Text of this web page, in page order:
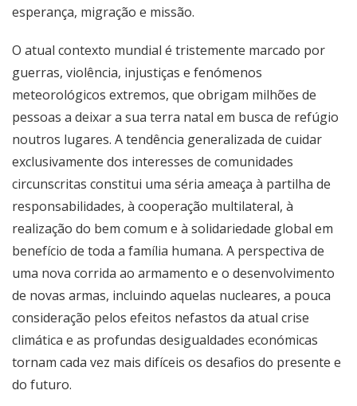
esperança, migração e missão.
O atual contexto mundial é tristemente marcado por
guerras, violência, injustiças e fenómenos
meteorológicos extremos, que obrigam milhões de
pessoas a deixar a sua terra natal em busca de refúgio
noutros lugares. A tendência generalizada de cuidar
exclusivamente dos interesses de comunidades
circunscritas constitui uma séria ameaça à partilha de
responsabilidades, à cooperação multilateral, à
realização do bem comum e à solidariedade global em
benefício de toda a família humana. A perspectiva de
uma nova corrida ao armamento e o desenvolvimento
de novas armas, incluindo aquelas nucleares, a pouca
consideração pelos efeitos nefastos da atual crise
climática e as profundas desigualdades económicas
tornam cada vez mais difíceis os desafios do presente e
do futuro.